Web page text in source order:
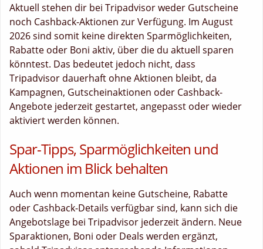
Aktuell stehen dir bei Tripadvisor weder Gutscheine
noch Cashback-Aktionen zur Verfügung. Im August
2026 sind somit keine direkten Sparmöglichkeiten,
Rabatte oder Boni aktiv, über die du aktuell sparen
könntest. Das bedeutet jedoch nicht, dass
Tripadvisor dauerhaft ohne Aktionen bleibt, da
Kampagnen, Gutscheinaktionen oder Cashback-
Angebote jederzeit gestartet, angepasst oder wieder
aktiviert werden können.
Spar-Tipps, Sparmöglichkeiten und
Aktionen im Blick behalten
Auch wenn momentan keine Gutscheine, Rabatte
oder Cashback-Details verfügbar sind, kann sich die
Angebotslage bei Tripadvisor jederzeit ändern. Neue
Sparaktionen, Boni oder Deals werden ergänzt,